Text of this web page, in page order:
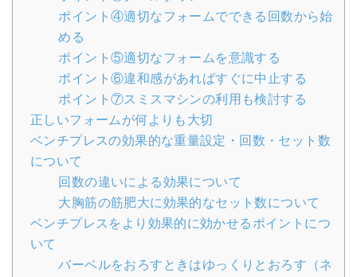
ポイント④適切なフォームでできる回数から始
める
ポイント⑤適切なフォームを意識する
ポイント⑥違和感があればすぐに中止する
ポイント⑦スミスマシンの利用も検討する
正しいフォームが何よりも大切
ベンチプレスの効果的な重量設定・回数・セット数
について
回数の違いによる効果について
大胸筋の筋肥大に効果的なセット数について
ベンチプレスをより効果的に効かせるポイントにつ
いて
バーベルをおろすときはゆっくりとおろす（ネ